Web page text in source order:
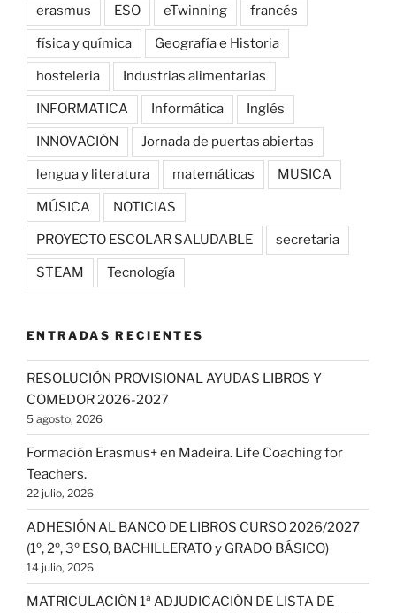
erasmus ESO eTwinning francés
física y química Geografía e Historia
hosteleria Industrias alimentarias
INFORMATICA Informática Inglés
INNOVACIÓN Jornada de puertas abiertas
lengua y literatura matemáticas MUSICA
MÚSICA NOTICIAS
PROYECTO ESCOLAR SALUDABLE secretaria
STEAM Tecnología
ENTRADAS RECIENTES
RESOLUCIÓN PROVISIONAL AYUDAS LIBROS Y
COMEDOR 2026-2027
5 agosto, 2026
Formación Erasmus+ en Madeira. Life Coaching for
Teachers.
22 julio, 2026
ADHESIÓN AL BANCO DE LIBROS CURSO 2026/2027
(1º, 2º, 3º ESO, BACHILLERATO y GRADO BÁSICO)
14 julio, 2026
MATRICULACIÓN 1ª ADJUDICACIÓN DE LISTA DE